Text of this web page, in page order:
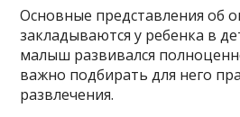
Основные представления об
закладываются у ребенка в
малыш развивался
важно подбирать для него
развлечения.